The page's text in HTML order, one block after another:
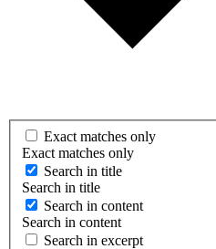
Exact matches only
Exact matches only
Search in title
Search in title
Search in content
Search in content
Search in excerpt